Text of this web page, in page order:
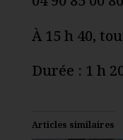
À 15 h 40,
Durée : 1 h
Articles similaires